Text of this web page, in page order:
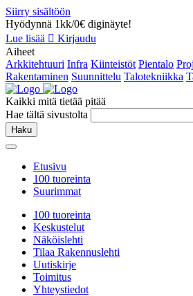
Siirry sisältöön
Hyödynnä 1kk/0€ diginäyte!
Lue lisää
Kirjaudu
Aiheet
Arkkitehtuuri Infra Kiinteistöt Pientalo
Rakentaminen Suunnittelu Talotekniikka
Kaikki mitä tietää pitää
Hae tältä sivustolta
Haku
Etusivu
100 tuoreinta
Suurimmat
100 tuoreinta
Keskustelut
Näköislehti
Tilaa Rakennuslehti
Uutiskirje
Toimitus
Yhteystiedot